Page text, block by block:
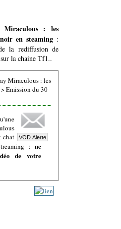
Miraculous : les
en steaming :
la rediffusion de
la chaine Tf1..
Miraculous : les
>Emission du 30
chat
: ne
de votre